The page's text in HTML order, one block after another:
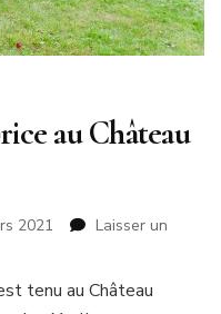
au Château
2021
Laisser un
tenu au Château